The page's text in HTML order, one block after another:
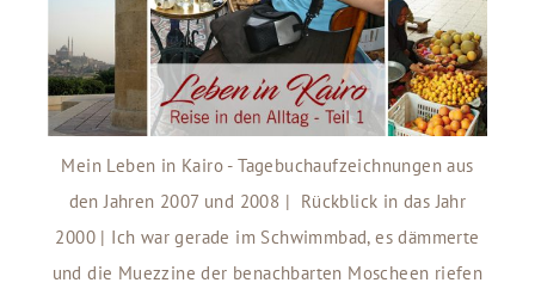
Mein Leben in Kairo - Tagebuchaufzeichnungen aus
den Jahren 2007 und 2008 | Rückblick in das Jahr
2000 | Ich war gerade im Schwimmbad, es dämmerte
und die Muezzine der benachbarten Moscheen riefen